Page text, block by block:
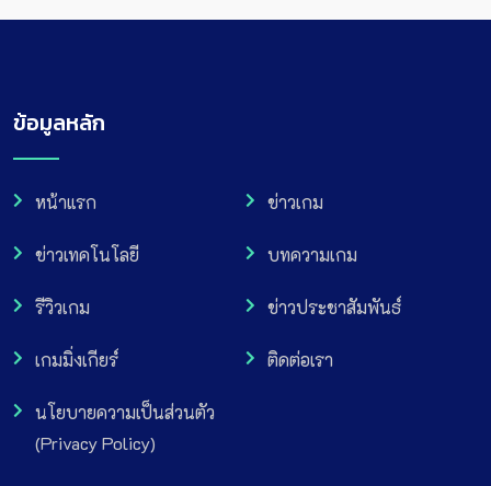
ข้อมูลหลัก
หน้าแรก ข่าวเกม
ข่าวเทคโนโลยี บทความเกม
รีวิวเกม ข่าวประชาสัมพันธ์
เกมมิ่งเกียร์ ติดต่อเรา
นโยบายความเป็นส่วนตัว
(Privacy Policy)